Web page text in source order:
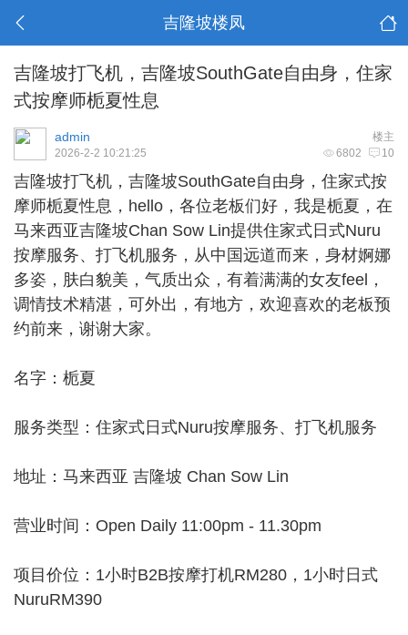
吉隆坡楼凤
吉隆坡打飞机，吉隆坡SouthGate自由身，住家
式按摩师栀夏性息
楼主
admin
6802 10
2026-2-2 10:21:25
吉隆坡打飞机 ，吉隆坡SouthGate自由身，住家式按
摩师栀夏性息，hello，各位老板们好，我是栀夏，在
马来西亚吉隆坡Chan Sow Lin提供住家式日式Nuru
按摩服务、打飞机服务，从中国远道而来，身材婀娜
多姿，肤白貌美，气质出众，有着满满的女友feel，
调情技术精湛，可外出，有地方，欢迎喜欢的老板预
约前来，谢谢大家。
名字：栀夏
服务类型：住家式日式Nuru按摩服务、打飞机服务
地址：马来西亚 吉隆坡 Chan Sow Lin
营业时间：Open Daily 11:00pm - 11.30pm
项目价位：1小时B2B按摩打机RM280，1小时日式
NuruRM390